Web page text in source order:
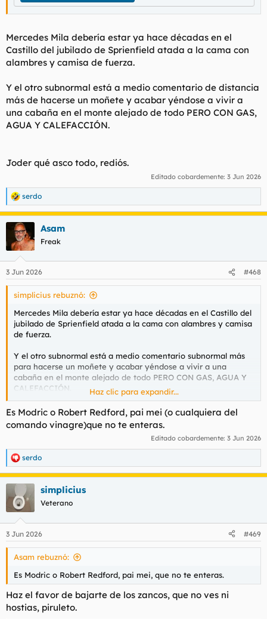
Mercedes Mila debería estar ya hace décadas en el
Castillo del jubilado de Sprienfield atada a la cama con
alambres y camisa de fuerza.
Y el otro subnormal está a medio comentario de distancia
más de hacerse un moñete y acabar yéndose a vivir a
una cabaña en el monte alejado de todo PERO CON GAS,
AGUA Y CALEFACCIÓN.
Joder qué asco todo, rediós.
Editado cobardemente: 3 Jun 2026
R
e
a
i
e
s
serdo
Asam
Freak
3 Jun 2026 #468
simplicius rebuznó:
Mercedes Mila debería estar ya hace décadas en el Castillo del
jubilado de Sprienfield atada a la cama con alambres y camisa
de fuerza.
Y el otro subnormal está a medio comentario subnormal más
para hacerse un moñete y acabar yéndose a vivir a una
cabaña en el monte alejado de todo PERO CON GAS, AGUA Y
CALEFACCIÓN.
Joder qué asco todo, rediós.
Haz clic para expandir...
Es Modric o Robert Redford, pai mei (o cualquiera del
comando vinagre)que no te enteras.
Editado cobardemente: 3 Jun 2026
R
e
c
e
s
serdo
simplicius
Veterano
3 Jun 2026 #469
Asam rebuznó:
Es Modric o Robert Redford, pai mei, que no te enteras.
Haz el favor de bajarte de los zancos, que no ves ni
hostias, piruleto.